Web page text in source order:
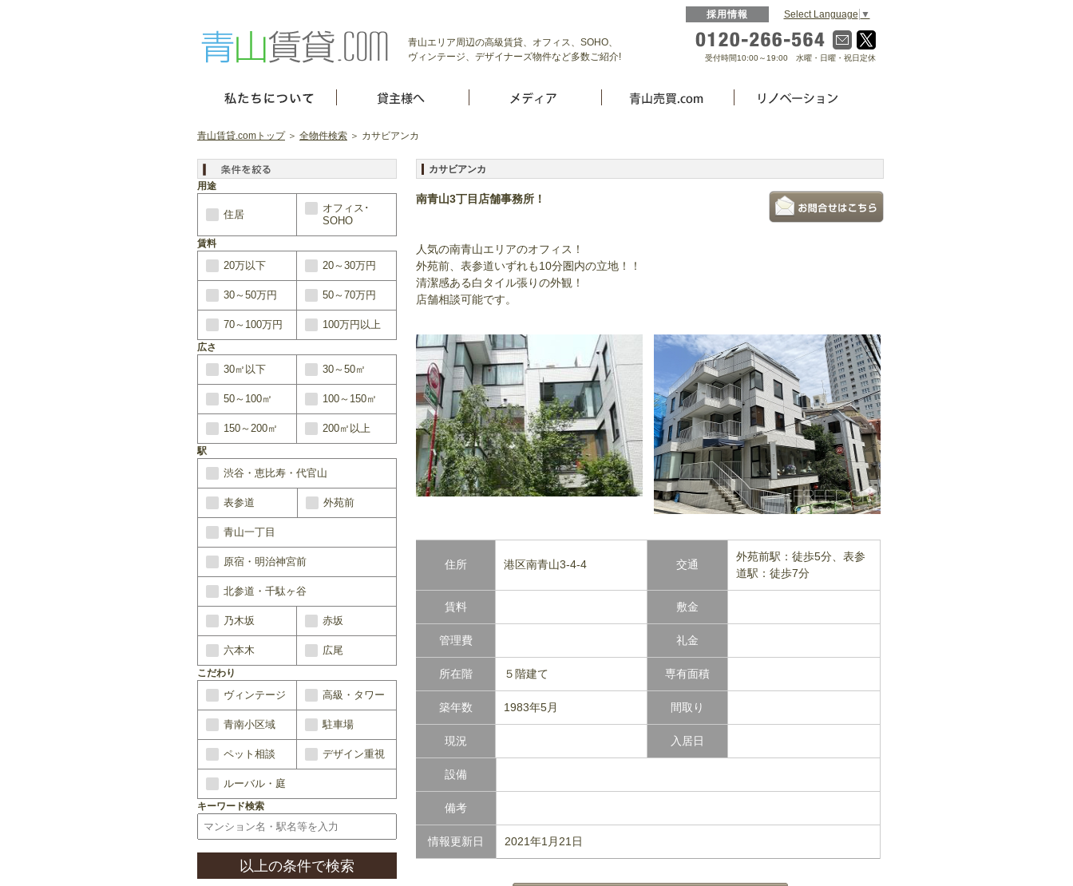
青山エリア周辺の高級賃貸、オフィス、SOHO、
ヴィンテージ、デザイナーズ物件など多数ご紹介!
採用情報 Select Language ▼
0120-266-564
受付時間10:00～19:00 水曜・日曜・祝日定休
青山賃貸.comトップ＞ 全物件検索 ＞ カサビアンカ
カサビアンカ
南青山3丁目店舗事務所！
人気の南青山エリアのオフィス！
外苑前、表参道いずれも10分圏内の立地！！
清潔感ある白タイル張りの外観！
店舗相談可能です。
住所 港区南青山3-4-4 交通
外苑前駅：徒歩5分、表参
道駅：徒歩7分
賃料 敷金
管理費 礼金
所在階 ５階建て 専有面積
築年数 1983年5月 間取り
現況 入居日
設備
備考
情報更新日 2021年1月21日
用途
住居
オフィス･
SOHO
賃料
20万以下 20～30万円
30～50万円 50～70万円
70～100万円 100万円以上
広さ
30㎡以下 30～50㎡
50～100㎡ 100～150㎡
150～200㎡ 200㎡以上
駅
渋谷・恵比寿・代官山
表参道 外苑前
青山一丁目
原宿・明治神宮前
北参道・千駄ヶ谷
乃木坂 赤坂
六本木 広尾
こだわり
ヴィンテージ 高級・タワー
青南小区域 駐車場
ペット相談 デザイン重視
ルーバル・庭
キーワード検索